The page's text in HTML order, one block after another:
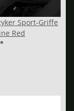
Sport-Griffe
Red
*